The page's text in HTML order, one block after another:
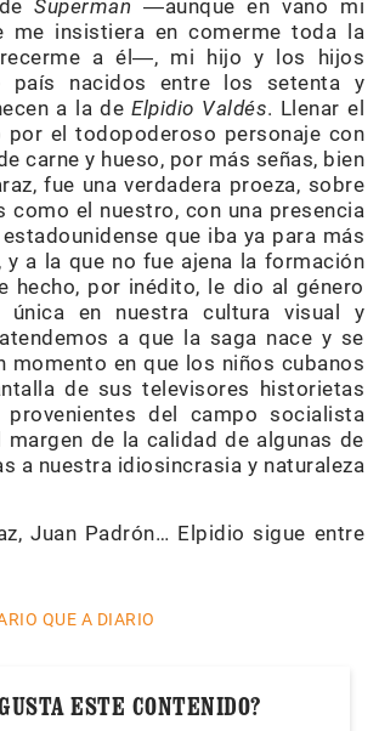
deSuperman ―aunque en vano mi
me insistiera en comerme toda la
a él―, mi hijo y los hijos
país nacidos entre los setenta y
a la deElpidio Valdés. Llenar el
por el todopoderoso personaje con
carne y hueso, por más señas, bien
fue una verdadera proeza, sobre
como el nuestro, con una presencia
que iba ya para más
a la que no fue ajena la formación
hecho, por inédito, le dio al género
única en nuestra cultura visual y
a que la saga nace y se
momento en que los niños cubanos
de sus televisores historietas
del campo socialista
margen de la calidad de algunas de
a nuestra idiosincrasia y naturaleza
Juan Padrón… Elpidio sigue entre
QUE A DIARIO
ESTE CONTENIDO?